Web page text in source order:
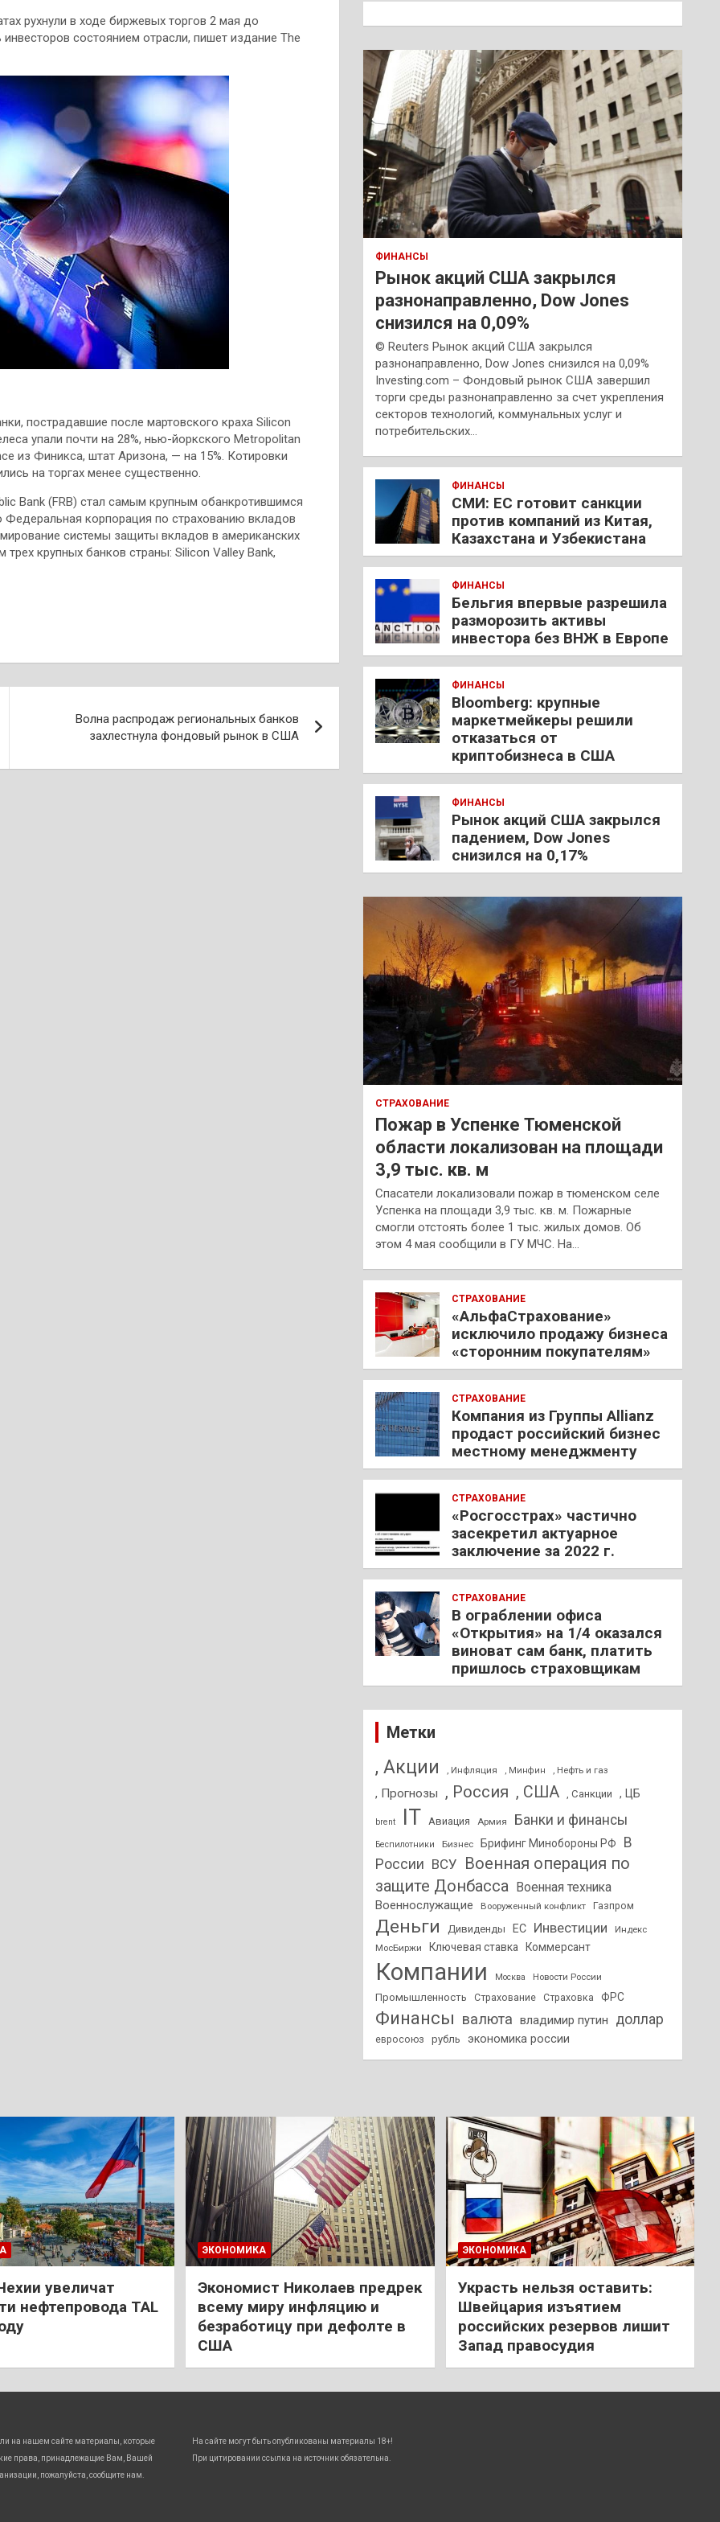
рухнули в ходе биржевых торгов 2 мая до
состоянием отрасли, пишет издание The
пострадавшие после мартовского краха Silicon
упали почти на 28%, нью-йоркского Metropolitan
из Финикса, штат Аризона, — на 15%. Котировки
на торгах менее существенно.
Bank (FRB) стал самым крупным обанкротившимся
корпорация по страхованию вкладов
системы защиты вкладов в американских
крупных банков страны: Silicon Valley Bank,
Волна распродаж региональных банков
захлестнула фондовый рынок в США
к
ФИНАНСЫ
Рынок акций США закрылся
разнонаправленно, Dow Jones
снизился на 0,09%
© Reuters Рынок акций США закрылся
разнонаправленно, Dow Jones снизился на 0,09%
Investing.com – Фондовый рынок США завершил
торги среды разнонаправленно за счет укрепления
секторов технологий, коммунальных услуг и
потребительских…
ФИНАНСЫ
СМИ: ЕС готовит санкции
против компаний из Китая,
Казахстана и Узбекистана
ФИНАНСЫ
Бельгия впервые разрешила
разморозить активы
инвестора без ВНЖ в Европе
ФИНАНСЫ
Bloomberg: крупные
маркетмейкеры решили
отказаться от
криптобизнеса в США
ФИНАНСЫ
Рынок акций США закрылся
падением, Dow Jones
снизился на 0,17%
СТРАХОВАНИЕ
Пожар в Успенке Тюменской
области локализован на площади
3,9 тыс. кв. м
Спасатели локализовали пожар в тюменском селе
Успенка на площади 3,9 тыс. кв. м. Пожарные
смогли отстоять более 1 тыс. жилых домов. Об
этом 4 мая сообщили в ГУ МЧС. На…
СТРАХОВАНИЕ
«АльфаСтрахование»
исключило продажу бизнеса
«сторонним покупателям»
СТРАХОВАНИЕ
Компания из Группы Allianz
продаст российский бизнес
местному менеджменту
СТРАХОВАНИЕ
«Росгосстрах» частично
засекретил актуарное
заключение за 2022 г.
СТРАХОВАНИЕ
В ограблении офиса
«Открытия» на 1/4 оказался
виноват сам банк, платить
пришлось страховщикам
Метки
, Акции , Инфляция , Минфин , Нефть и газ
, Прогнозы , Россия , США , Санкции , ЦБ
brent IT Авиация Армия Банки и финансы
Беспилотники Бизнес Брифинг Минобороны РФ
В
России ВСУ Военная операция по
защите Донбасса Военная техника
Военнослужащие Вооруженный конфликт Газпром
Деньги Дивиденды ЕС Инвестиции
Индекс
МосБиржи
Ключевая ставка Коммерсант
Компании Москва Новости России
Промышленность Страхование Страховка ФРС
Финансы валюта владимир путин доллар
евросоюз рубль экономика россии
увеличат
нефтепровода TAL
ЭКОНОМИКА
Экономист Николаев предрек
всему миру инфляцию и
безработицу при дефолте в
США
ЭКОНОМИКА
Украсть нельзя оставить:
Швейцария изъятием
российских резервов лишит
Запад правосудия
на нашем сайте материалы, которые
права, принадлежащие Вам, Вашей
пожалуйста, сообщите нам.
На сайте могут быть опубликованы материалы 18+!
При цитировании ссылка на источник обязательна.